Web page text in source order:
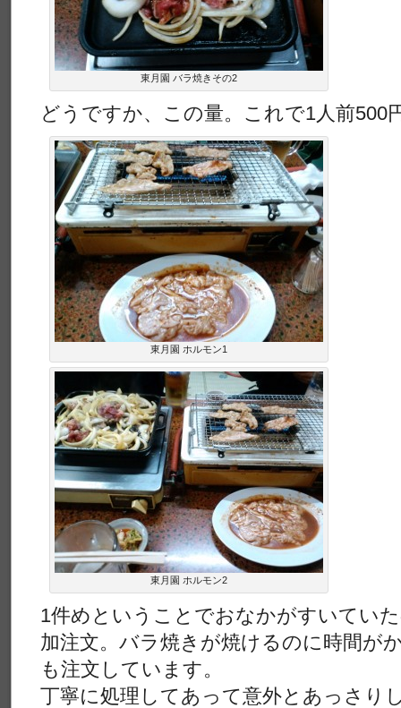
東月園 バラ焼きその2
どうですか、この量。これで1人前500
東月園 ホルモン1
東月園 ホルモン2
1件めということでおなかがすいてい
加注文。バラ焼きが焼けるのに時間が
も注文しています。
丁寧に処理してあって意外とあっさり